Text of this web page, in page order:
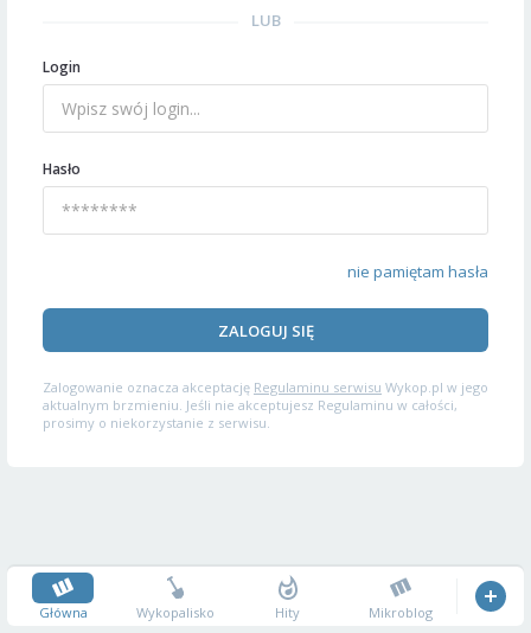
LUB
Login
Hasło
nie pamiętam hasła
ZALOGUJ SIĘ
Zalogowanie oznacza akceptację Regulaminu serwisu Wykop.pl w jego
aktualnym brzmieniu. Jeśli nie akceptujesz Regulaminu w całości,
prosimy o niekorzystanie z serwisu.
Główna Wykopalisko Hity Mikroblog